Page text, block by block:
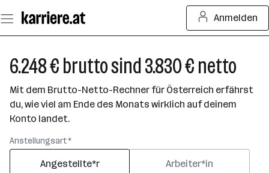
Seiteninhalt
springen
Anmelden
6.248 € brutto sind 3.830 € netto
Mit dem Brutto-Netto-Rechner für Österreich erfährst
du, wie viel am Ende des Monats wirklich auf deinem
Konto landet.
Anstellungsart *
Angestellte*r Arbeiter*in